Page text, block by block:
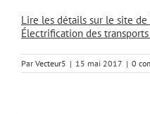
Lire les détails sur le site
Électrification des transports
Par Vecteur5 | 15 mai 2017 | 0